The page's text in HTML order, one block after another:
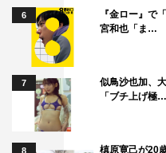
6
『金ロー』
宮和也「ま…
7
似鳥沙也加、
「ブチ上げ極…
8 槙原寛己が20